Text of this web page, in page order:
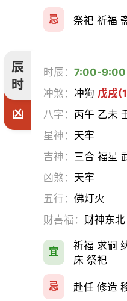
忌 祭祀 祈福
辰
时
凶
时辰：7:00-9:00
冲煞：冲狗 戊戌
八字： 丙午 乙未
星神： 天牢
吉神： 三合 福星
凶煞： 天牢
五行：佛灯火
财喜福： 财神东
宜
祈福 求嗣
床 祭祀
忌 赴任 修造